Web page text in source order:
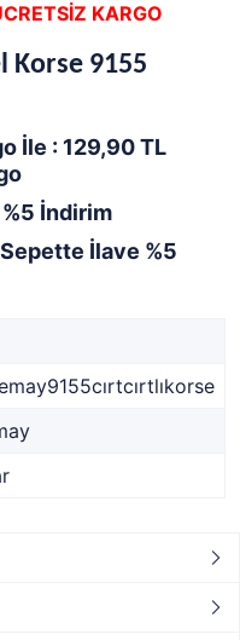
KARGO
Korse 9155
İle : 129,90 TL
İndirim
İlave %5